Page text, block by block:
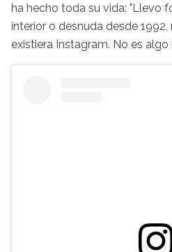
ha hecho toda su vida: "Llevo
interior o desnuda desde
existiera Instagram. No es algo